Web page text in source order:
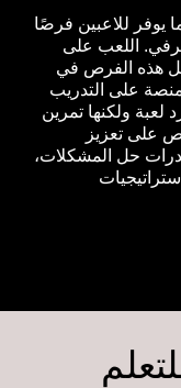
يوفر للاعبين فرصًا
اللعب على
هذه الفرص في
على التدريب
ولكنها تمرين
على تعزيز
حل المشكلات،